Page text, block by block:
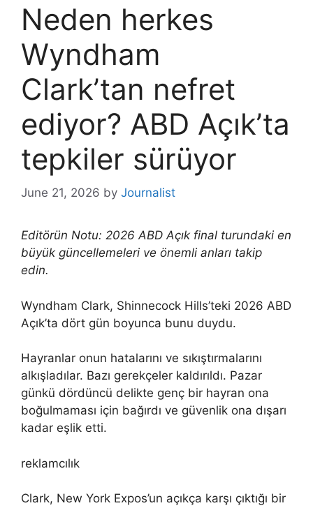
Neden herkes
Wyndham
Clark’tan nefret
ediyor? ABD Açık’ta
tepkiler sürüyor
June 21, 2026 by Journalist
Editörün Notu: 2026 ABD Açık final turundaki en
büyük güncellemeleri ve önemli anları takip
edin.
Wyndham Clark, Shinnecock Hills’teki 2026 ABD
Açık’ta dört gün boyunca bunu duydu.
Hayranlar onun hatalarını ve sıkıştırmalarını
alkışladılar. Bazı gerekçeler kaldırıldı. Pazar
günkü dördüncü delikte genç bir hayran ona
boğulmaması için bağırdı ve güvenlik ona dışarı
kadar eşlik etti.
reklamcılık
Clark, New York Expos’un açıkça karşı çıktığı bir